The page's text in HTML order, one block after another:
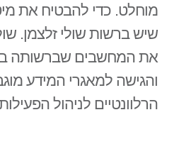
מוחלט. כדי להבטיח את
שיש ברשות שולי זלצמן.
את המחשבים שברשותה
והגישה למאגרי המידע
הרלוונטיים לניהול